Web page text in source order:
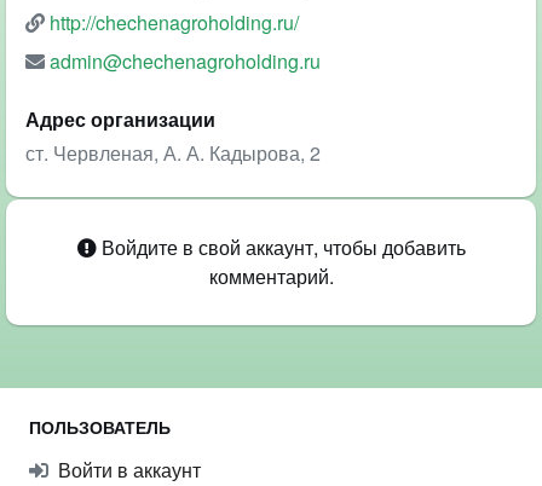
http://chechenagroholding.ru/
admin@chechenagroholding.ru
Адрес организации
ст. Червленая, А. А. Кадырова, 2
Войдите в свой аккаунт, чтобы добавить
комментарий.
ПОЛЬЗОВАТЕЛЬ
Войти в аккаунт